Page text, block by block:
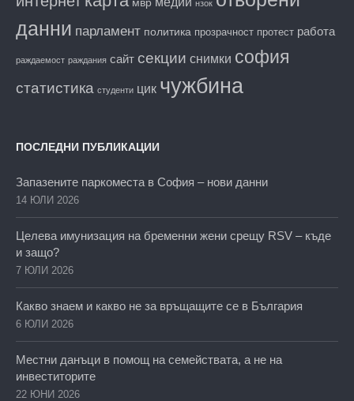
мвр нзок
данни парламент политика прозрачност протест работа
раждаемост раждания сайт секции снимки софия
статистика студенти цик чужбина
ПОСЛЕДНИ ПУБЛИКАЦИИ
Запазените паркоместа в София – нови данни
14 ЮЛИ 2026
Целева имунизация на бременни жени срещу RSV – къде
и защо?
7 ЮЛИ 2026
Какво знаем и какво не за връщащите се в България
6 ЮЛИ 2026
Местни данъци в помощ на семействата, а не на
инвеститорите
22 ЮНИ 2026